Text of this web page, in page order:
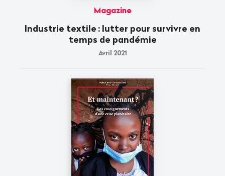
Magazine
Industrie textile : lutter pour survivre en
temps de pandémie
Avril 2021